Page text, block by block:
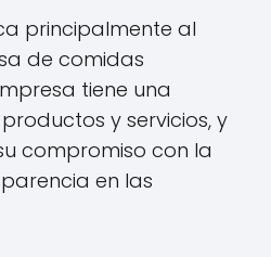
principalmente al
de comidas
tiene una
y servicios, y
compromiso con la
en las